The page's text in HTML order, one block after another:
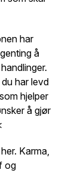
har
å
har levd
hjelper
å gjør
Karma,
og